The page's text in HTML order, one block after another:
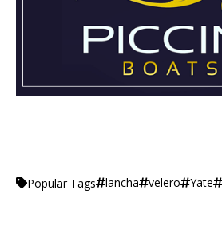
Popular Tags lancha velero Yate